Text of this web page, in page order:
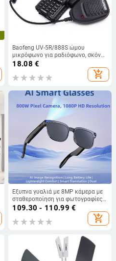
Baofeng UV-5R/888S ώμου
μικρόφωνο για ραδιόφωνο, σκόνη-
ανθεκτικό μικρόφωνο-ηχείο,
εμβέλεια 1,5–3 χλμ, θεωρητική
απόσταση <1,5 χλμ, δεν
18.08 €
add_shopping_cart
Έξυπνα γυαλιά με 8MP κάμερα με
σταθεροποίηση για φωτογραφίες
και βίντεο; Μετάφραση AI; AI
Bluetooth μουσική και κλήσεις
109.30 - 110.99 €
add_shopping_cart